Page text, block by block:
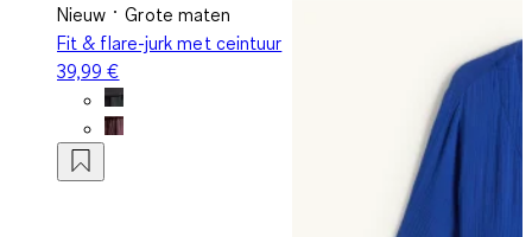
Nieuw
Grote maten
Fit & flare-jurk met ceintuur
39,99 €